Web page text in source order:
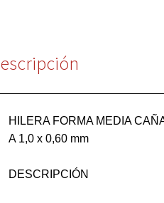
HILERA FORMA MEDIA
A 1,0 x 0,60 mm
DESCRIPCIÓN